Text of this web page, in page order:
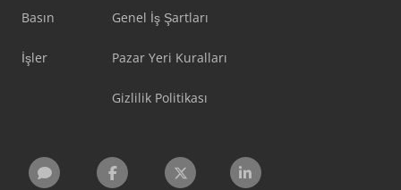
Basın
İşler
Genel İş Şartları
Pazar Yeri Kuralları
Gizlilik Politikası